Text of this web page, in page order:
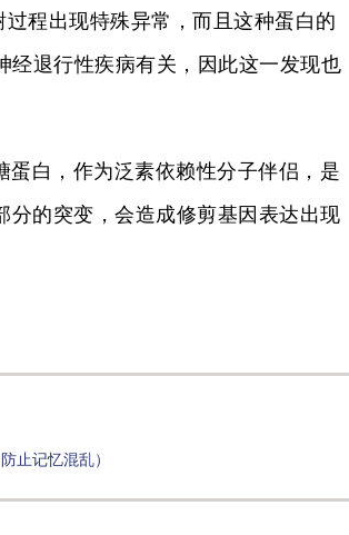
程出现特殊异常，而且这种蛋白的
经退行性疾病有关，因此这一发现也
白，作为泛素依赖性分子伴侣，是
分的突变，会造成修剪基因表达出现
止记忆混乱）